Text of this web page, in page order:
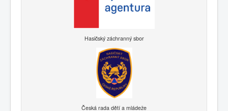
Hasičský záchranný sbor
Česká rada dětí a mládeže